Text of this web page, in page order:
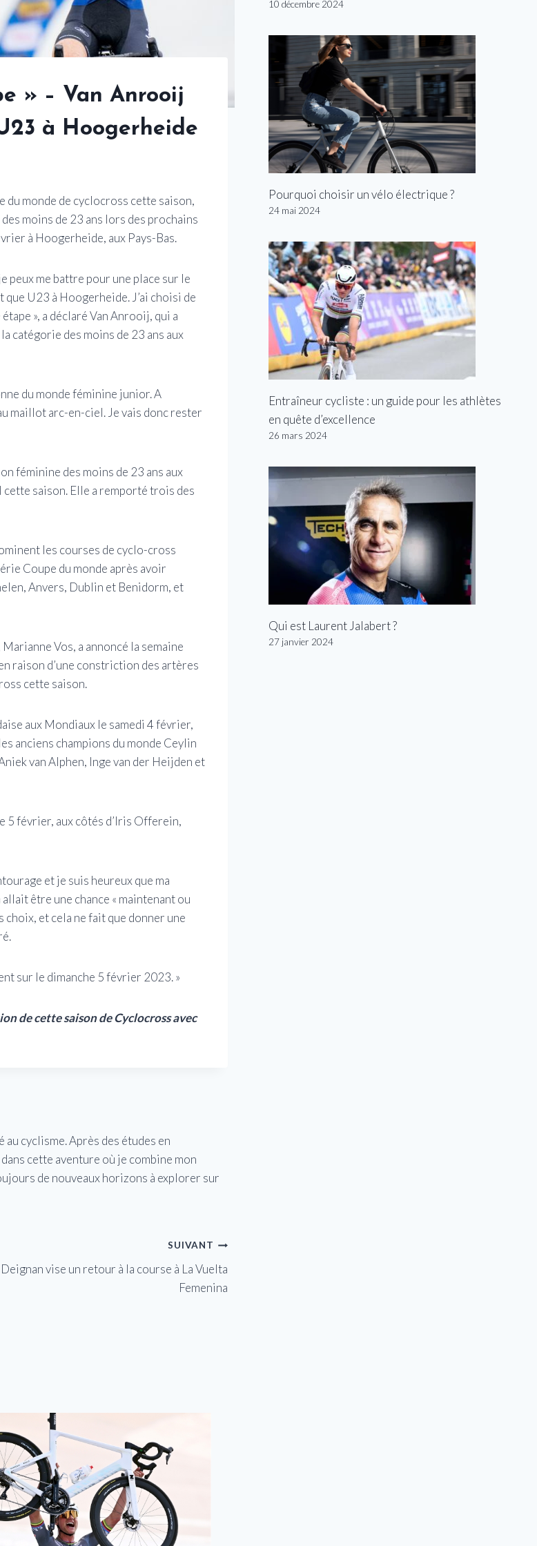
» – Van Anrooij
à Hoogerheide
du monde de cyclocross cette saison,
moins de 23 ans lors des prochains
à Hoogerheide, aux Pays-Bas.
peux me battre pour une place sur le
U23 à Hoogerheide. J’ai choisi de
», a déclaré Van Anrooij, qui a
catégorie des moins de 23 ans aux
du monde féminine junior. A
maillot arc-en-ciel. Je vais donc rester
féminine des moins de 23 ans aux
saison. Elle a remporté trois des
les courses de cyclo-cross
Coupe du monde après avoir
Anvers, Dublin et Benidorm, et
Vos, a annoncé la semaine
raison d’une constriction des artères
cette saison.
aux Mondiaux le samedi 4 février,
anciens champions du monde Ceylin
van Alphen, Inge van der Heijden et
5 février, aux côtés d’Iris Offerein,
et je suis heureux que ma
être une chance « maintenant ou
choix, et cela ne fait que donner une
sur le dimanche 5 février 2023. »
de cette saison de Cyclocross avec
cyclisme. Après des études en
cette aventure où je combine mon
de nouveaux horizons à explorer sur
SUIVANT
vise un retour à la course à La Vuelta
Femenina
10 décembre 2024
Pourquoi choisir un vélo électrique ?
24 mai 2024
Entraîneur cycliste : un guide pour les athlètes
en quête d’excellence
26 mars 2024
Qui est Laurent Jalabert ?
27 janvier 2024